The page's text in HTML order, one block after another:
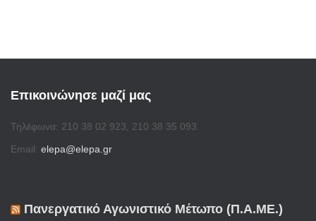
η
ρ
Επικοινώνησε μαζί μας
Τηλέφωνα: 210 38 02 923, 210 38 35 093
Email: elepa@elepa.gr
Πανεργατικό Αγωνιστικό Μέτωπο (Π.Α.ΜΕ.)